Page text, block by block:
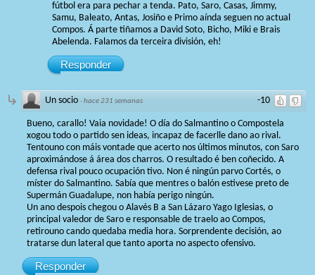
fútbol era para pechar a tenda. Pato, Saro, Casas, Jimmy,
Samu, Baleato, Antas, Josiño e Primo aínda seguen no actual
Compos. Á parte tiñamos a David Soto, Bicho, Miki e Brais
Abelenda. Falamos da terceira división, eh!
Responder
-10
Un socio ·hace 231 semanas
Bueno, carallo! Vaia novidade! O día do Salmantino o Compostela
xogou todo o partido sen ideas, incapaz de facerlle dano ao rival.
Tentouno con máis vontade que acerto nos últimos minutos, con Saro
aproximándose á área dos charros. O resultado é ben coñecido. A
defensa rival pouco ocupación tivo. Non é ningún parvo Cortés, o
míster do Salmantino. Sabía que mentres o balón estivese preto de
Supermán Guadalupe, non había perigo ningún.
Un ano despois chegou o Alavés B a San Lázaro Yago Iglesias, o
principal valedor de Saro e responsable de traelo ao Compos,
retirouno cando quedaba media hora. Sorprendente decisión, ao
tratarse dun lateral que tanto aporta no aspecto ofensivo.
Responder